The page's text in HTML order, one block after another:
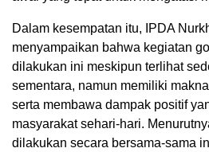
Dalam kesempatan itu, IPDA
menyampaikan bahwa kegiatan
dilakukan ini meskipun terlihat
sementara, namun memiliki
serta membawa dampak positif
masyarakat sehari-hari.
dilakukan secara bersama-sama